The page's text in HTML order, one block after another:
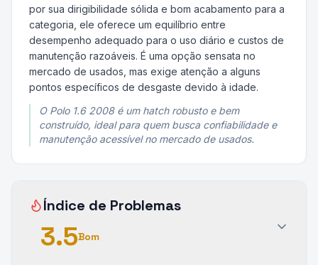
por sua dirigibilidade sólida e bom acabamento para a
categoria, ele oferece um equilíbrio entre
desempenho adequado para o uso diário e custos de
manutenção razoáveis. É uma opção sensata no
mercado de usados, mas exige atenção a alguns
pontos específicos de desgaste devido à idade.
O Polo 1.6 2008 é um hatch robusto e bem
construído, ideal para quem busca confiabilidade e
manutenção acessível no mercado de usados.
Índice de Problemas
3.5Bom